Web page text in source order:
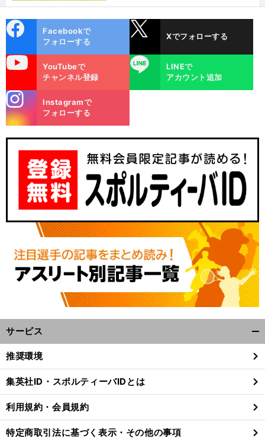
前
ok
Facebookで
フォローする
Xでフォローする
YouTubeで
チャンネル登録
LINE
LINEで
アカウント追加
m
Instagramで
フォローする
サービス
閉
る
推奨環境
集英社ID・スポルティーバIDとは
利用規約・会員規約
特定商取引法に基づく表示・その他の事項